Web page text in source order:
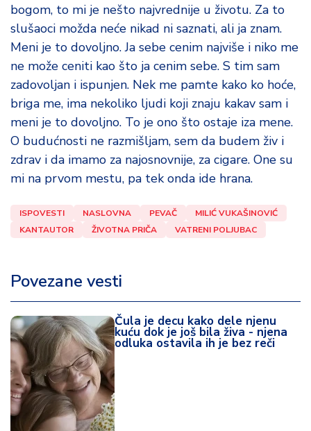
bogom, to mi je nešto najvrednije u životu. Za to
slušaoci možda neće nikad ni saznati, ali ja znam.
Meni je to dovoljno. Ja sebe cenim najviše i niko me
ne može ceniti kao što ja cenim sebe. S tim sam
zadovoljan i ispunjen. Nek me pamte kako ko hoće,
briga me, ima nekoliko ljudi koji znaju kakav sam i
meni je to dovoljno. To je ono što ostaje iza mene.
O budućnosti ne razmišljam, sem da budem živ i
zdrav i da imamo za najosnovnije, za cigare. One su
mi na prvom mestu, pa tek onda ide hrana.
ISPOVESTI NASLOVNA PEVAČ
MILIĆ VUKAŠINOVIĆ
KANTAUTOR
ŽIVOTNA PRIČA VATRENI POLJUBAC
Povezane vesti
Čula je decu kako dele njenu
kuću dok je još bila živa - njena
odluka ostavila ih je bez reči